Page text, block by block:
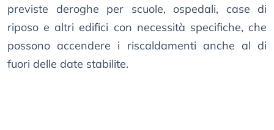
previste deroghe per scuole, ospedali, case di
riposo e altri edifici con necessità specifiche, che
possono accendere i riscaldamenti anche al di
fuori delle date stabilite.